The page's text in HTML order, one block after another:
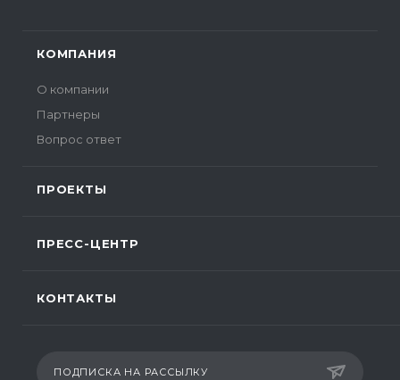
КОМПАНИЯ
О компании
Партнеры
Вопрос ответ
ПРОЕКТЫ
ПРЕСС-ЦЕНТР
КОНТАКТЫ
ПОДПИСКА НА РАССЫЛКУ